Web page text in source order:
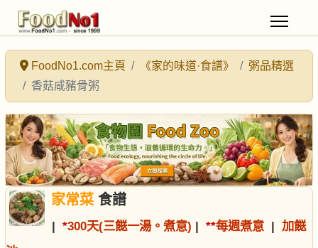
FoodNo1.com主頁 《家的味道·食譜》
粥品精選
香菇咸豬骨粥
家常菜食譜
| *300天(三餸一湯。煮意) | **每週煮意 | 加餸